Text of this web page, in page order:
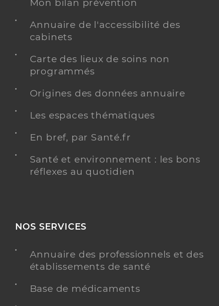
Mon bilan prévention
Annuaire de l'accessibilité des
cabinets
Carte des lieux de soins non
programmés
Origines des données annuaire
Les espaces thématiques
En bref, par Santé.fr
Santé et environnement : les bons
réflexes au quotidien
NOS SERVICES
Annuaire des professionnels et des
établissements de santé
Base de médicaments